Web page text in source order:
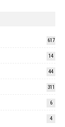
617
14
44
311
6
4